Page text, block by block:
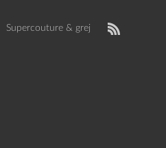
Supercouture & grej